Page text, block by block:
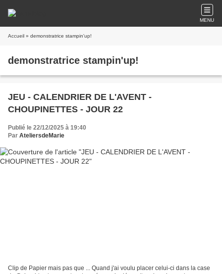
MENU
Accueil » demonstratrice stampin'up!
demonstratrice stampin'up!
JEU - CALENDRIER DE L'AVENT -
CHOUPINETTES - JOUR 22
Publié le 22/12/2025 à 19:40
Par AteliersdeMarie
Clip de Papier mais pas que ... Quand j'ai voulu placer celui-ci dans la case